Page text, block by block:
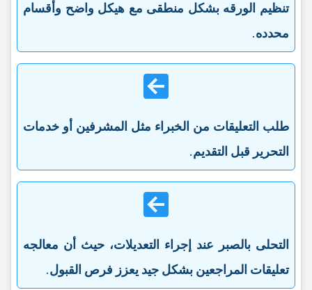
تنظیم الورقه بشکل منطقی مع هیکل واضح وأقسام
محدده.
طلب التعلیقات من الخبراء مثل المشرفین أو خدمات
التحریر قبل التقدیم.
التحلی بالصبر عند إجراء التعدیلات، حیث أن معالجه
تعلیقات المراجعین بشکل جید یعزز فرص القبول.